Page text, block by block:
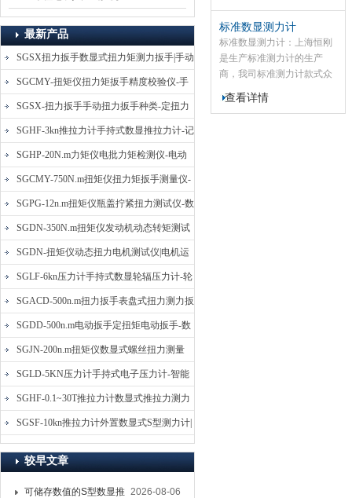
最新产品
SGSX扭力扳手数显式扭力矩测力扳手|手动
定扭矩检测扳手
SGCMY-扭矩仪扭力矩扳手精度校验仪-手
动扳子扭矩校准仪
SGSX-扭力扳手手动扭力扳手种类-定扭力
矩检测扳手价格
SGHF-3kn推拉力计手持式数显推拉力计-记
忆数据拉压力测力计
SGHP-20N.m力矩仪电批力矩检测仪-电动
螺丝批扭力矩测试仪
SGCMY-750N.m扭矩仪扭力矩扳手测量仪-
校准扳手扭力精度测试仪
SGPG-12n.m扭矩仪瓶盖拧紧扭力测试仪-数
显式瓶盖扭力矩仪
SGDN-350N.m扭矩仪发动机动态转矩测试
仪-动态电机扭矩测量仪
SGDN-扭矩仪动态扭力电机测试仪|电机运
转摩擦力扭矩仪
SGLF-6kn压力计手持式数显轮辐压力计-轮
辐称重压力测力计
SGACD-500n.m扭力扳手表盘式扭力测力扳
手-表盘扭力矩检测扳手
SGDD-500n.m电动扳手定扭矩电动扳手-数
显式电动定扭力矩扳手
SGJN-200n.m扭矩仪数显式螺丝扭力测量
仪-螺栓扭力矩测试仪
SGLD-5KN压力计手持式电子压力计-智能
电子式压力测力计
SGHF-0.1~30T推拉力计数显式推拉力测力
计-数字拉压力双向测力仪
SGSF-10kn推拉力计外置数显式S型测力计|
手持连线式拉压力计
较早文章
可储存数值的S型数显推 2026-08-06
标准数显测力计
标准数显测力计：上海恒刚
是生产标准测力计的生产
商，我司标准测力计款式众
多,具有体积小、精度高、性
价比高等特点,该适用于产品
查看详情